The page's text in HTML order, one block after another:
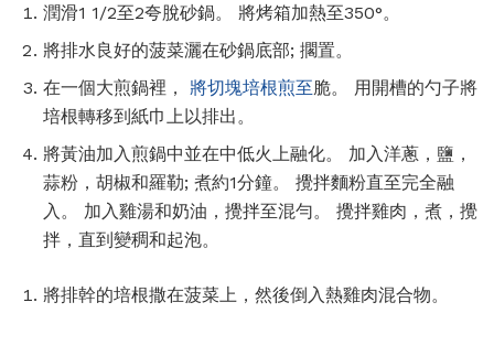
潤滑1 1/2至2夸脫砂鍋。 將烤箱加熱至350°。
將排水良好的菠菜灑在砂鍋底部; 擱置。
在一個大煎鍋裡， 將切塊培根煎至脆。 用開槽的勺子將
培根轉移到紙巾上以排出。
將黃油加入煎鍋中並在中低火上融化。 加入洋蔥，鹽，
蒜粉，胡椒和羅勒; 煮約1分鐘。 攪拌麵粉直至完全融
入。 加入雞湯和奶油，攪拌至混勻。 攪拌雞肉，煮，攪
拌，直到變稠和起泡。
將排幹的培根撒在菠菜上，然後倒入熱雞肉混合物。